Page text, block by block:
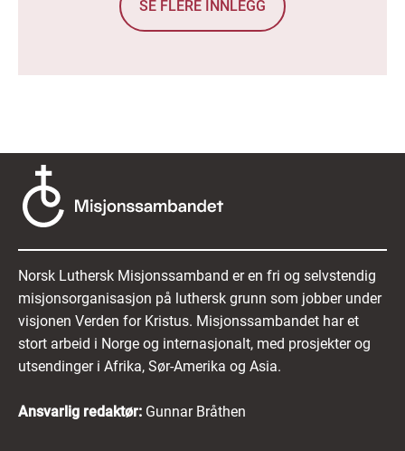
SE FLERE INNLEGG
Norsk Luthersk Misjonssamband er en fri og selvstendig
misjonsorganisasjon på luthersk grunn som jobber under
visjonen Verden for Kristus. Misjonssambandet har et
stort arbeid i Norge og internasjonalt, med prosjekter og
utsendinger i Afrika, Sør-Amerika og Asia.
Ansvarlig redaktør: Gunnar Bråthen